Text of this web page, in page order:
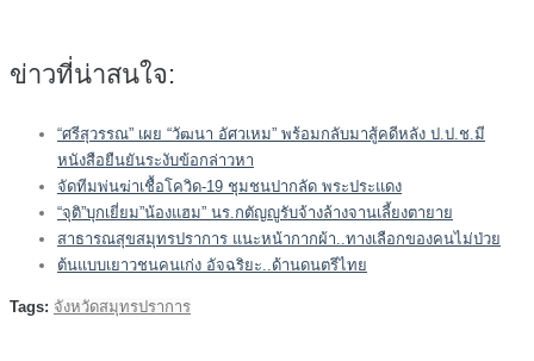
ข่าวที่น่าสนใจ:
“ศรีสุวรรณ” เผย “วัฒนา อัศวเหม” พร้อมกลับมาสู้คดีหลัง ป.ป.ช.มี
หนังสือยืนยันระงับข้อกล่าวหา
จัดทีมพ่นฆ่าเชื้อโควิด-19 ชุมชนปากลัด พระประแดง
“จุติ”บุกเยี่ยม”น้องแฮม” นร.กตัญญูรับจ้างล้างจานเลี้ยงตายาย
สาธารณสุขสมุทรปราการ แนะหน้ากากผ้า..ทางเลือกของคนไม่ป่วย
ต้นแบบเยาวชนคนเก่ง อัจฉริยะ..ด้านดนตรีไทย
Tags: จังหวัดสมุทรปราการ